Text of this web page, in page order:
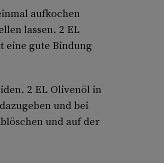
aufkochen
lassen. 2 EL
gute Bindung
2 EL Olivenöl in
und bei
und auf der